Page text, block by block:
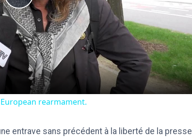
Play
Video
rearmament.
entrave sans précédent à la liberté de la presse